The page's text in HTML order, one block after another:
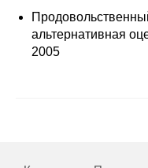
О
альтернативная
2005